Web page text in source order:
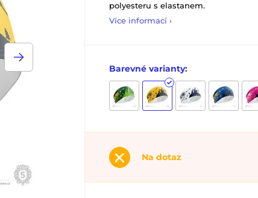
polyesteru s elastanem.
Více informací ›
Barevné varianty:
Na dotaz